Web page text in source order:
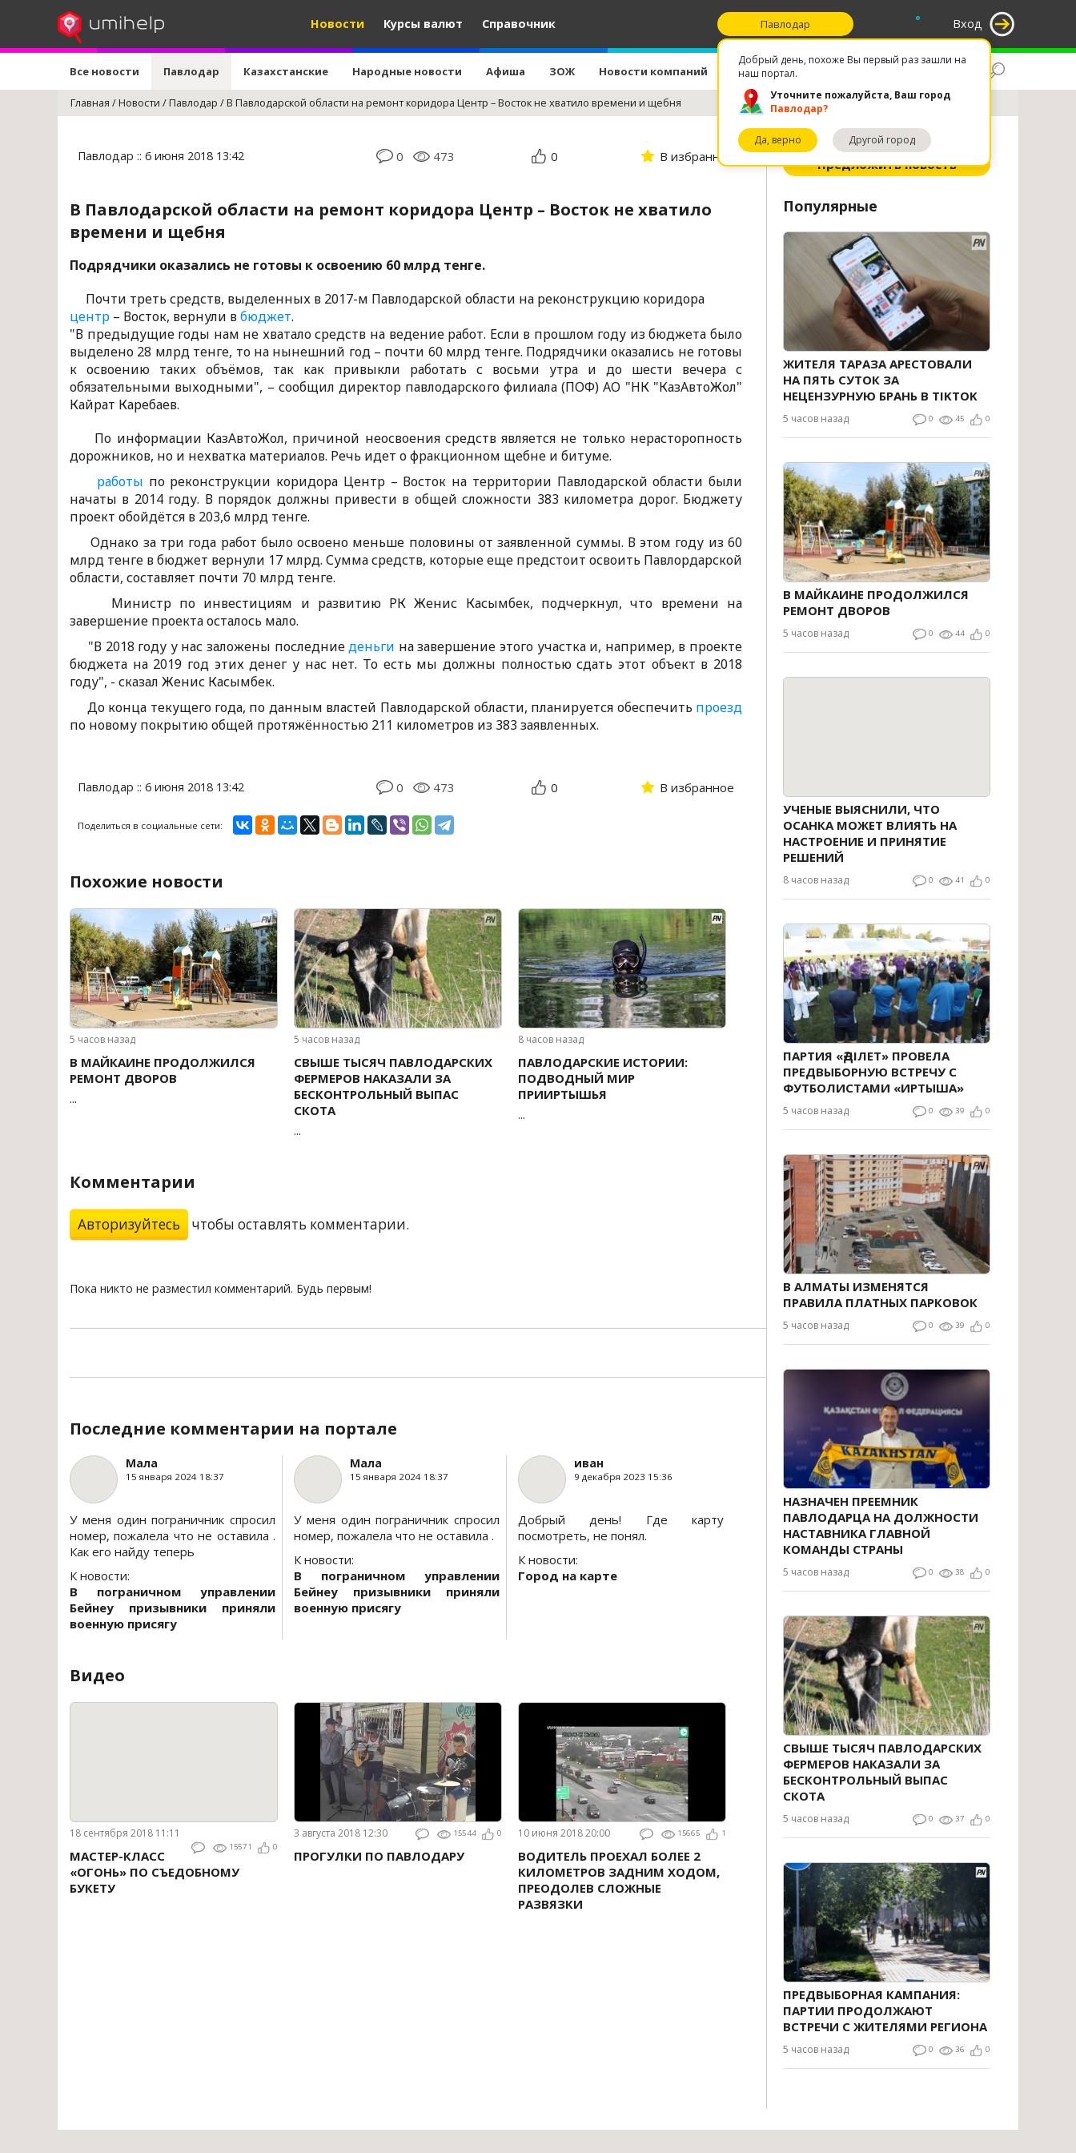
Новости Курсы валют Справочник Вход
°
Павлодар
Добрый день, похоже Вы первый раз зашли на
наш портал.
Уточните пожалуйста, Ваш город
Павлодар?
Да, верно Другой город
Все новости Павлодар Казахстанские Народные новости Афиша ЗОЖ Новости компаний Избранное
Главная /Новости /Павлодар /В Павлодарской области на ремонт коридора Центр – Восток не хватило времени и щебня
Предложить новость
Популярные
ЖИТЕЛЯ ТАРАЗА АРЕСТОВАЛИ
НА ПЯТЬ СУТОК ЗА
НЕЦЕНЗУРНУЮ БРАНЬ В TIKTOK
5 часов назад 0 45 0
В МАЙКАИНЕ ПРОДОЛЖИЛСЯ
РЕМОНТ ДВОРОВ
5 часов назад 0 44 0
УЧЕНЫЕ ВЫЯСНИЛИ, ЧТО
ОСАНКА МОЖЕТ ВЛИЯТЬ НА
НАСТРОЕНИЕ И ПРИНЯТИЕ
РЕШЕНИЙ
8 часов назад 0 41 0
ПАРТИЯ «ӘДІЛЕТ» ПРОВЕЛА
ПРЕДВЫБОРНУЮ ВСТРЕЧУ С
ФУТБОЛИСТАМИ «ИРТЫША»
5 часов назад 0 39 0
В АЛМАТЫ ИЗМЕНЯТСЯ
ПРАВИЛА ПЛАТНЫХ ПАРКОВОК
5 часов назад 0 39 0
НАЗНАЧЕН ПРЕЕМНИК
ПАВЛОДАРЦА НА ДОЛЖНОСТИ
НАСТАВНИКА ГЛАВНОЙ
КОМАНДЫ СТРАНЫ
5 часов назад 0 38 0
СВЫШЕ ТЫСЯЧ ПАВЛОДАРСКИХ
ФЕРМЕРОВ НАКАЗАЛИ ЗА
БЕСКОНТРОЛЬНЫЙ ВЫПАС
СКОТА
5 часов назад 0 37 0
ПРЕДВЫБОРНАЯ КАМПАНИЯ:
ПАРТИИ ПРОДОЛЖАЮТ
ВСТРЕЧИ С ЖИТЕЛЯМИ РЕГИОНА
5 часов назад 0 36 0
Павлодар :: 6 июня 2018 13:42 0 473 0 В избранное
В Павлодарской области на ремонт коридора Центр – Восток не хватило
времени и щебня
Подрядчики оказались не готовы к освоению 60 млрд тенге.
Почти треть средств, выделенных в 2017-м Павлодарской области на реконструкцию коридора
центр – Восток, вернули вбюджет.
"В предыдущие годы нам не хватало средств на ведение работ. Если в прошлом году из бюджета было
выделено 28 млрд тенге, то на нынешний год – почти 60 млрд тенге. Подрядчики оказались не готовы
к освоению таких объёмов, так как привыкли работать с восьми утра и до шести вечера с
обязательными выходными", – сообщил директор павлодарского филиала (ПОФ) АО "НК "КазАвтоЖол"
Кайрат Каребаев.
По информации КазАвтоЖол, причиной неосвоения средств является не только нерасторопность
дорожников, но и нехватка материалов. Речь идет о фракционном щебне и битуме.
работы по реконструкции коридора Центр – Восток на территории Павлодарской области были
начаты в 2014 году. В порядок должны привести в общей сложности 383 километра дорог. Бюджету
проект обойдётся в 203,6 млрд тенге.
Однако за три года работ было освоено меньше половины от заявленной суммы. В этом году из 60
млрд тенге в бюджет вернули 17 млрд. Сумма средств, которые еще предстоит освоить Павлордарской
области, составляет почти 70 млрд тенге.
Министр по инвестициям и развитию РК Женис Касымбек, подчеркнул, что времени на
завершение проекта осталось мало.
"В 2018 году у нас заложены последниеденьги на завершение этого участка и, например, в проекте
бюджета на 2019 год этих денег у нас нет. То есть мы должны полностью сдать этот объект в 2018
году", - сказал Женис Касымбек.
До конца текущего года, по данным властей Павлодарской области, планируется обеспечить проезд
по новому покрытию общей протяжённостью 211 километров из 383 заявленных.
Павлодар :: 6 июня 2018 13:42 0 473 0 В избранное
Поделиться в социальные сети:
Похожие новости
5 часов назад
В МАЙКАИНЕ ПРОДОЛЖИЛСЯ
РЕМОНТ ДВОРОВ
...
5 часов назад
СВЫШЕ ТЫСЯЧ ПАВЛОДАРСКИХ
ФЕРМЕРОВ НАКАЗАЛИ ЗА
БЕСКОНТРОЛЬНЫЙ ВЫПАС
СКОТА
...
8 часов назад
ПАВЛОДАРСКИЕ ИСТОРИИ:
ПОДВОДНЫЙ МИР
ПРИИРТЫШЬЯ
...
Комментарии
Авторизуйтесь чтобы оставлять комментарии.
Пока никто не разместил комментарий. Будь первым!
Последние комментарии на портале
Мала
15 января 2024 18:37
У меня один пограничник спросил
номер, пожалела что не оставила .
Как его найду теперь
К новости:
В пограничном управлении
Бейнеу призывники приняли
военную присягу
Мала
15 января 2024 18:37
У меня один пограничник спросил
номер, пожалела что не оставила .
К новости:
В пограничном управлении
Бейнеу призывники приняли
военную присягу
иван
9 декабря 2023 15:36
Добрый день! Где карту
посмотреть, не понял.
К новости:
Город на карте
Видео
18 сентября 2018 11:11
15571 0
МАСТЕР-КЛАСС
«ОГОНЬ» ПО СЪЕДОБНОМУ
БУКЕТУ
3 августа 2018 12:30 15544 0
ПРОГУЛКИ ПО ПАВЛОДАРУ
10 июня 2018 20:00 15665 1
ВОДИТЕЛЬ ПРОЕХАЛ БОЛЕЕ 2
КИЛОМЕТРОВ ЗАДНИМ ХОДОМ,
ПРЕОДОЛЕВ СЛОЖНЫЕ
РАЗВЯЗКИ